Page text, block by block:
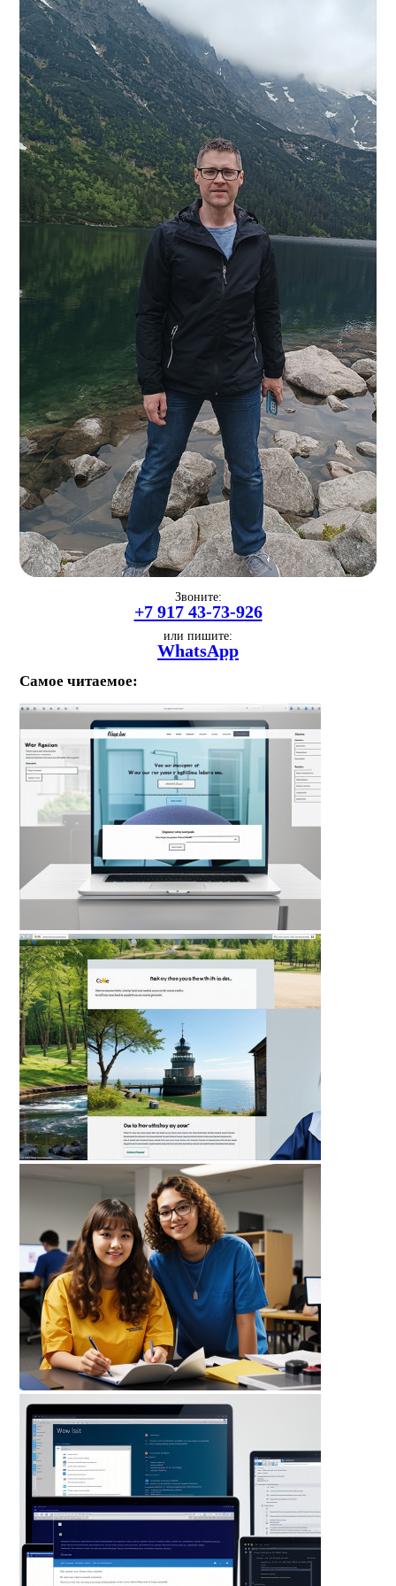
Звоните:
+7 917 43-73-926
или пишите:
WhatsApp
Самое читаемое: